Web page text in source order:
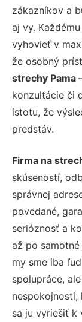
zákazníkov a
aj vy.
vyhovieť v
že osobný
strechy Pama
konzultácie či
istotu, že
predstáv.
Firma na
skúseností,
správnej
povedané,
serióznosť a
až po
my sme iba
spolupráce,
nespokojnosti,
sa ju vyriešiť k